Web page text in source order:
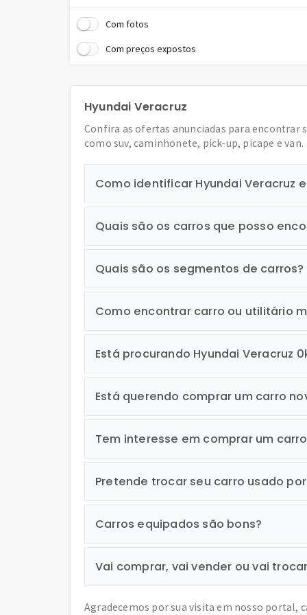
Com fotos
Com preços expostos
Hyundai Veracruz
Confira as ofertas anunciadas para encontrar
como suv, caminhonete, pick-up, picape e van.
Como identificar Hyundai Veracruz
Quais são os carros que posso
Quais são os segmentos de carros?
Como encontrar carro ou utilitário
Está procurando Hyundai Veracruz
Está querendo comprar um carro
Tem interesse em comprar um
Pretende trocar seu carro usado
Carros equipados são bons?
Vai comprar, vai vender ou vai
Agradecemos por sua visita em nosso